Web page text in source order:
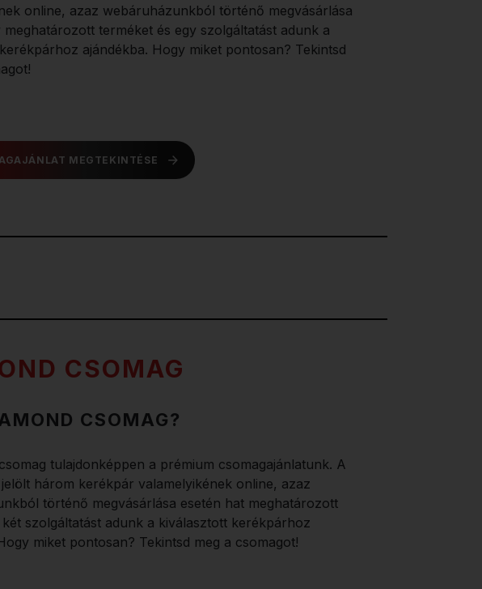
online, azaz webáruházunkból történő megvásárlása
meghatározott terméket és egy szolgáltatást adunk a
ajándékba. Hogy miket pontosan? Tekintsd
MEGTEKINTÉSE
CSOMAG
CSOMAG?
tulajdonképpen a prémium csomagajánlatunk. A
három kerékpár valamelyikének online, azaz
történő megvásárlása esetén hat meghatározott
szolgáltatást adunk a kiválasztott kerékpárhoz
miket pontosan? Tekintsd meg a csomagot!